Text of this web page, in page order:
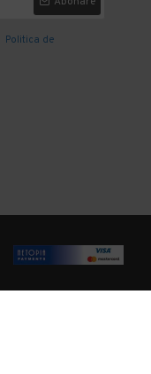
Politica de